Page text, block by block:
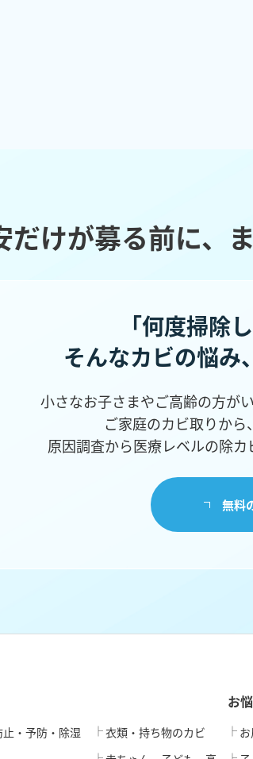
だけが募る前に、
「何度掃除
そんなカビの悩み、
小さなお子さまやご高齢の方が
ご家庭のカビ取りか
原因調査から医療レベルの除カ
無料
・予防・除湿
衣類・持ち物のカビ
お